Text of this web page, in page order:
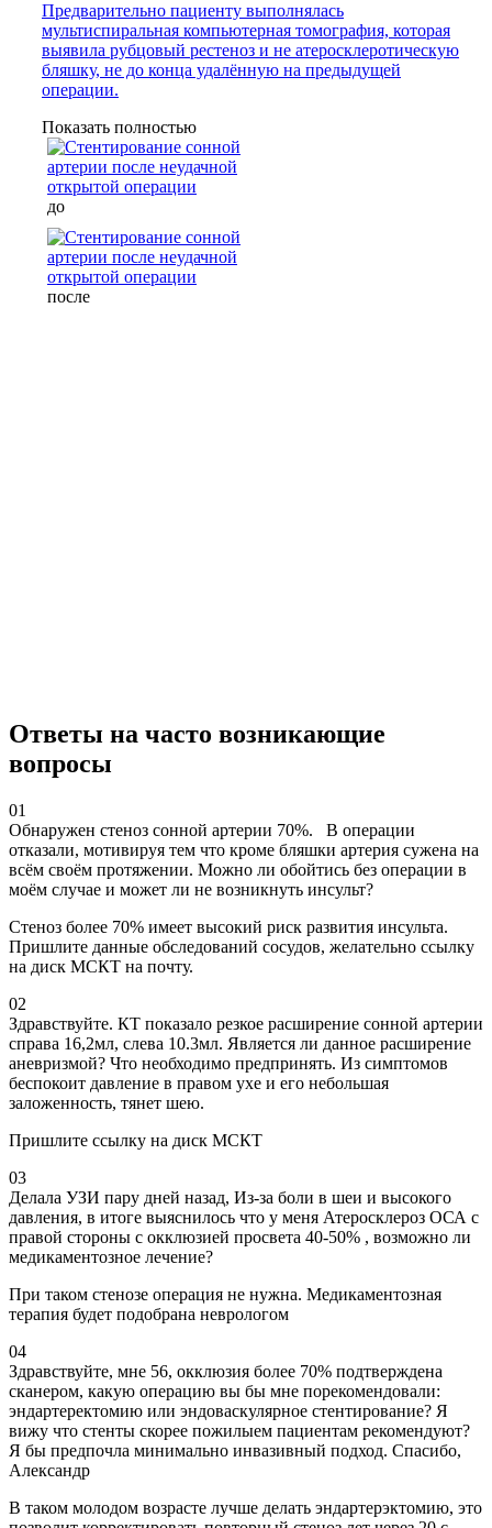
Предварительно пациенту выполнялась
мультиспиральная компьютерная томография, которая
выявила рубцовый рестеноз и не атеросклеротическую
бляшку, не до конца удалённую на предыдущей
операции.
Показать полностью
до
после
Ответы на часто возникающие
вопросы
01
Обнаружен стеноз сонной артерии 70%. В операции
отказали, мотивируя тем что кроме бляшки артерия сужена на
всём своём протяжении. Можно ли обойтись без операции в
моём случае и может ли не возникнуть инсульт?
Стеноз более 70% имеет высокий риск развития инсульта.
Пришлите данные обследований сосудов, желательно ссылку
на диск МСКТ на почту.
02
Здравствуйте. КТ показало резкое расширение сонной артерии
справа 16,2мл, слева 10.3мл. Является ли данное расширение
аневризмой? Что необходимо предпринять. Из симптомов
беспокоит давление в правом ухе и его небольшая
заложенность, тянет шею.
Пришлите ссылку на диск МСКТ
03
Делала УЗИ пару дней назад, Из-за боли в шеи и высокого
давления, в итоге выяснилось что у меня Атеросклероз ОСА с
правой стороны с окклюзией просвета 40-50% , возможно ли
медикаментозное лечение?
При таком стенозе операция не нужна. Медикаментозная
терапия будет подобрана неврологом
04
Здравствуйте, мне 56, окклюзия более 70% подтверждена
сканером, какую операцию вы бы мне порекомендовали:
эндартеректомию или эндоваскулярное стентирование? Я
вижу что стенты скорее пожилыем пациентам рекомендуют?
Я бы предпочла минимально инвазивный подход. Спасибо,
Александр
В таком молодом возрасте лучше делать эндартерэктомию, это